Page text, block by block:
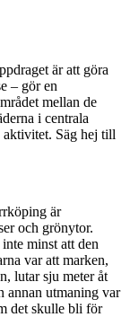
är att göra
– gör en
mellan de
i centrala
Säg hej till
är
och grönytor.
minst att den
var att marken,
lutar sju meter åt
annan utmaning var
det skulle bli för